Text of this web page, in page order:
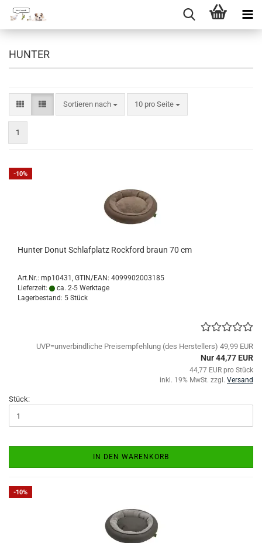
Hauptinhalt
HUNTER
Sortieren nach
Sortieren nach 10 pro Seite
pro Seite
1
-10%
Hunter Donut Schlafplatz Rockford braun 70 cm
Art.Nr.: mp10431 GTIN/EAN: 4099902003185
Lieferzeit:
ca. 2-5 Werktage
Lagerbestand: 5 Stück
UVP=unverbindliche Preisempfehlung (des Herstellers) 49,99 EUR
Nur 44,77 EUR
44,77 EUR pro Stück
inkl. 19% MwSt. zzgl. Versand
Stück:
IN DEN WARENKORB
-10%